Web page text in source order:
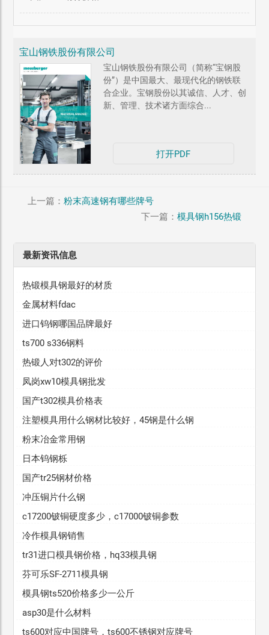
宝山钢铁股份有限公司
宝山钢铁股份有限公司（简称“宝钢股
份”）是中国最大、最现代化的钢铁联
合企业。宝钢股份以其诚信、人才、创
新、管理、技术诸方面综合...
打开PDF
上一篇： 粉末高速钢有哪些牌号
下一篇：模具钢h156热锻
最新资讯信息
热锻模具钢最好的材质
金属材料fdac
进口钨钢哪国品牌最好
ts700 s336钢料
热锻人对t302的评价
凤岗xw10模具钢批发
国产t302模具价格表
注塑模具用什么钢材比较好，45钢是什么钢
粉末冶金常用钢
日本钨钢栎
国产tr25钢材价格
冲压铜片什么钢
c17200铍铜硬度多少，c17000铍铜参数
冷作模具钢销售
tr31进口模具钢价格，hq33模具钢
芬可乐SF-2711模具钢
模具钢ts520价格多少一公斤
asp30是什么材料
ts600对应中国牌号，ts600不锈钢对应牌号